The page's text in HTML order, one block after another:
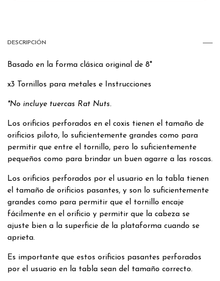
DESCRIPCIÓN
Basado en la forma clásica original de 8"
x3 Tornillos para metales e Instrucciones
*No incluye tuercas Rat Nuts.
Los orificios perforados en el coxis tienen el tamaño de
orificios piloto, lo suficientemente grandes como para
permitir que entre el tornillo, pero lo suficientemente
pequeños como para brindar un buen agarre a las roscas.
Los orificios perforados por el usuario en la tabla tienen
el tamaño de orificios pasantes, y son lo suficientemente
grandes como para permitir que el tornillo encaje
fácilmente en el orificio y permitir que la cabeza se
ajuste bien a la superficie de la plataforma cuando se
aprieta.
Es importante que estos orificios pasantes perforados
por el usuario en la tabla sean del tamaño correcto.